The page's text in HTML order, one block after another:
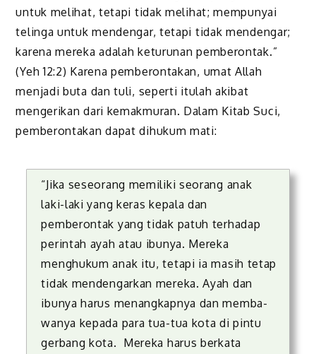
untuk melihat, tetapi tidak melihat; mempunyai
telinga untuk mendengar, tetapi tidak mendengar;
karena mereka adalah keturunan pemberontak.”
(Yeh 12:2) Karena pemberontakan, umat Allah
menjadi buta dan tuli, seperti itulah akibat
mengerikan dari kemakmuran. Dalam Kitab Suci,
pemberontakan dapat dihukum mati:
“Jika seseorang memiliki seorang anak
laki-laki yang keras kepala dan
pemberontak yang tidak patuh terhadap
perintah ayah atau ibunya. Mereka
menghukum anak itu, tetapi ia masih tetap
tidak mende­ngarkan mereka. Ayah dan
ibunya harus menangkapnya dan memba­
wanya kepada para tua-tua kota di pintu
gerbang kota. Mereka harus berkata